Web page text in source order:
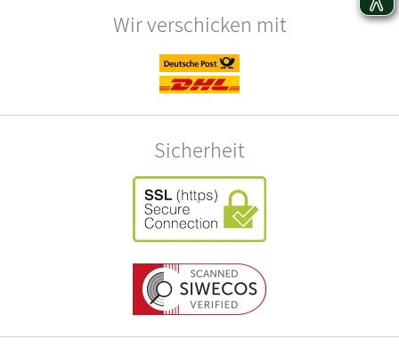
Wir verschicken mit
Sicherheit